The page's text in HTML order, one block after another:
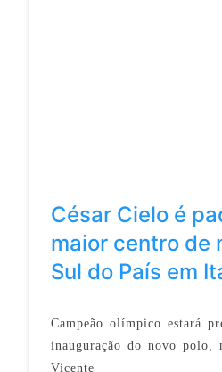
César Cielo é
maior centro de
Sul do País em
Campeão olímpico estará
inauguração do novo polo,
Vicente